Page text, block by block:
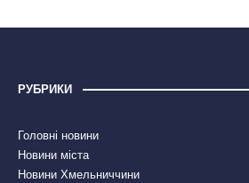
РУБРИКИ
Головні новини
Новини міста
Новини Хмельниччини